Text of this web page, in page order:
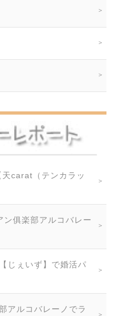
carat（テンカラッ
俱楽部アルコバレー
じぇいず】で婚活パ
アルコバレーノでラ